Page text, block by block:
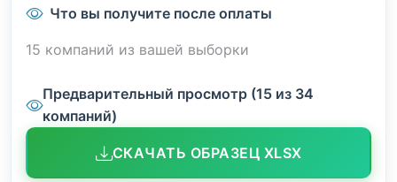
Что вы получите после оплаты
15 компаний из вашей выборки
Предварительный просмотр (15 из 34
компаний)
СКАЧАТЬ ОБРАЗЕЦ XLSX